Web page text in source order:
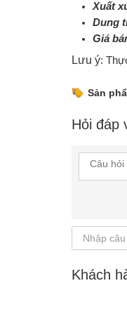
Xuất
Dung
Giá
Lưu ý:
Sản
Hỏi đáp
Khách